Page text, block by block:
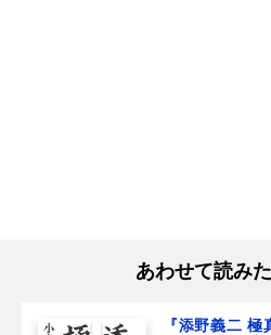
あわせて読み
『添野義二 極